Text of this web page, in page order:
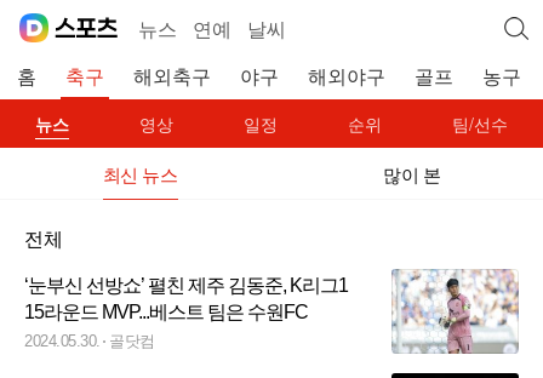
뉴스 연예 날씨
홈 축구 해외축구 야구 해외야구 골프 농구
뉴스 영상 일정 순위 팀/선수
최신 뉴스 많이 본
전체
‘눈부신 선방쇼’ 펼친 제주 김동준, K리그1
15라운드 MVP...베스트 팀은 수원FC
2024.05.30. 골닷컴